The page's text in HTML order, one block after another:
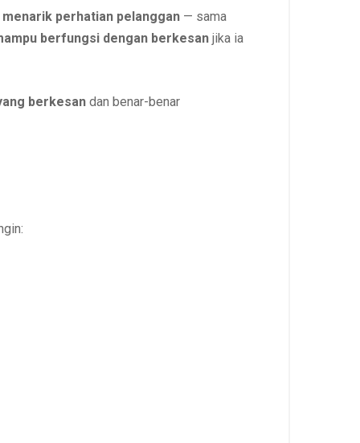
perhatian pelanggan — sama
berfungsi dengan berkesan jika ia
berkesan dan benar-benar